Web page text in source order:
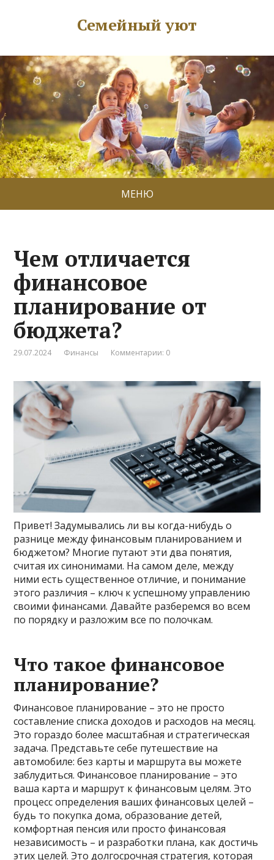
Семейный уют
МЕНЮ
Чем отличается
финансовое
планирование от
бюджета?
29.07.2024 Финансы Комментарии: 0
Привет! Задумывались ли вы когда-нибудь о
разнице между финансовым планированием и
бюджетом? Многие путают эти два понятия,
считая их синонимами. На самом деле, между
ними есть существенное отличие, и понимание
этого различия – ключ к успешному управлению
своими финансами. Давайте разберемся во всем
по порядку и разложим все по полочкам.
Что такое финансовое
планирование?
Финансовое планирование – это не просто
составление списка доходов и расходов на месяц.
Это гораздо более масштабная и стратегическая
задача. Представьте себе путешествие на
автомобиле: без карты и маршрута вы можете
заблудиться. Финансовое планирование – это
ваша карта и маршрут к финансовым целям. Это
процесс определения ваших финансовых целей –
будь то покупка дома, образование детей,
комфортная пенсия или просто финансовая
независимость – и разработки плана, как достичь
этих целей. Это долгосрочная стратегия, которая